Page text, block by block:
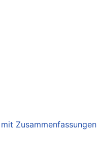
Zusammenfassungen